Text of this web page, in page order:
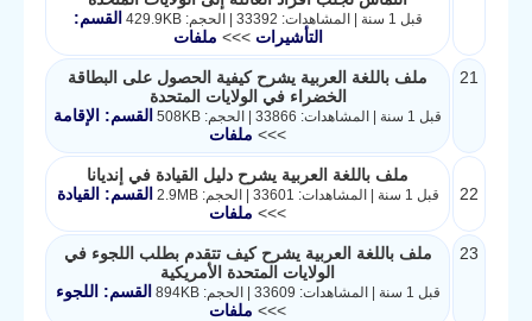
قبل 1 سنة | المشاهدات: 33392 | الحجم: 429.9KB
القسم:
التأشيرات>>> ملفات
21
ملف باللغة العربية يشرح كيفية الحصول على البطاقة
الخضراء في الولايات المتحدة
قبل 1 سنة | المشاهدات: 33866 | الحجم: 508KB
القسم: الإقامة
>>> ملفات
22
ملف باللغة العربية يشرح دليل القيادة في إنديانا
قبل 1 سنة | المشاهدات: 33601 | الحجم: 2.9MB
القسم: القيادة
>>> ملفات
23
ملف باللغة العربية يشرح كيف تتقدم بطلب اللجوء في
الولايات المتحدة الأمريكية
قبل 1 سنة | المشاهدات: 33609 | الحجم: 894KB
القسم: اللجوء
>>> ملفات